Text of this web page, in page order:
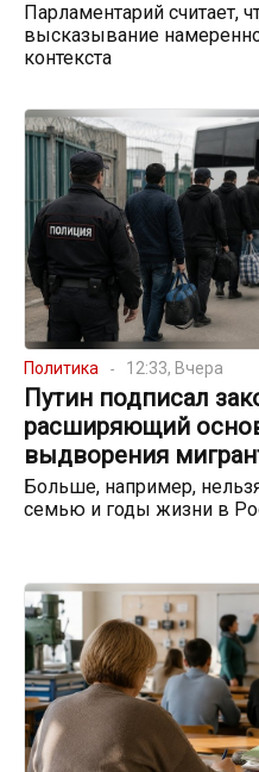
Парламентарий считает,
высказывание
контекста
Политика 12:33, Вчера
Путин подписал
расширяющий
выдворения
Больше, например,
семью и годы жизни в